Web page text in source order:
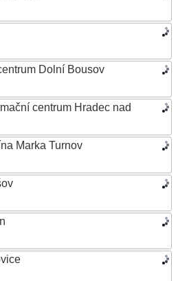
Dolní Bousov
centrum Hradec nad
Marka Turnov